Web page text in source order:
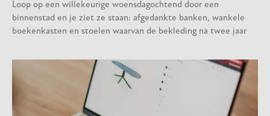
Loop op een willekeurige woensdagochtend door een
binnenstad en je ziet ze staan: afgedankte banken, wankele
boekenkasten en stoelen waarvan de bekleding na twee jaar